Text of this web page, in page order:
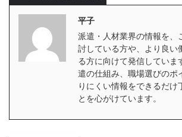
平子
派遣・人材業界の情報を、
討している方や、より良い
る方に向けて発信していま
遣の仕組み、職場選びのポ
りにくい情報をできるだけ
とを心がけています。